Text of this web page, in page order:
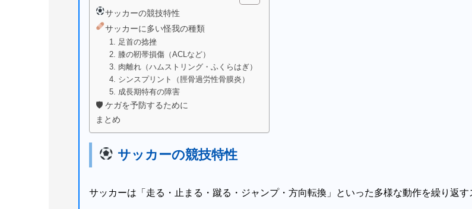
サッカーの競技特性
サッカーに多い怪我の種類
1. 足首の捻挫
2. 膝の靭帯損傷（ACLなど）
3. 肉離れ（ハムストリング・ふくらはぎ）
4. シンスプリント（脛骨過労性骨膜炎）
5. 成長期特有の障害
🛡 ケガを予防するために
まとめ
サッカーの競技特性
サッカーは「走る・止まる・蹴る・ジャンプ・方向転換」といった多様な動作を繰り返す